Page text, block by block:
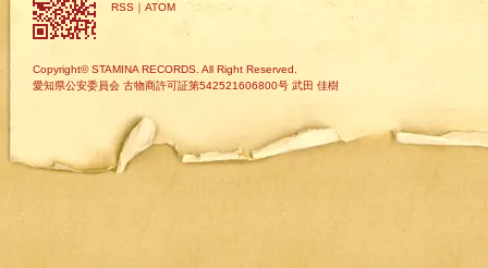
RSS ｜ ATOM
Copyright© STAMINA RECORDS. All Right Reserved.
愛知県公安委員会 古物商許可証第542521606800号 武田 佳樹